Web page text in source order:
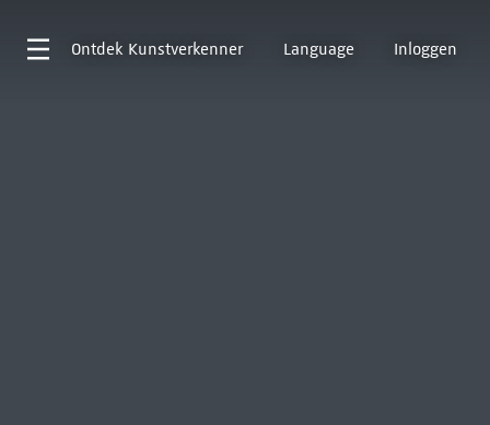
Ontdek Kunstverkenner Language Inloggen